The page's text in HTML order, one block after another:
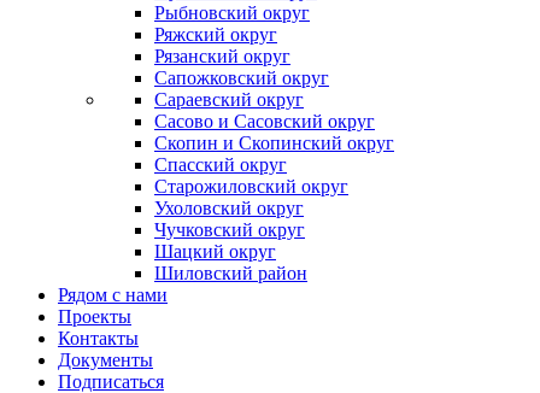
Рыбновский округ
Ряжский округ
Рязанский округ
Сапожковский округ
Сараевский округ
Сасово и Сасовский округ
Скопин и Скопинский округ
Спасский округ
Старожиловский округ
Ухоловский округ
Чучковский округ
Шацкий округ
Шиловский район
Рядом с нами
Проекты
Контакты
Документы
Подписаться